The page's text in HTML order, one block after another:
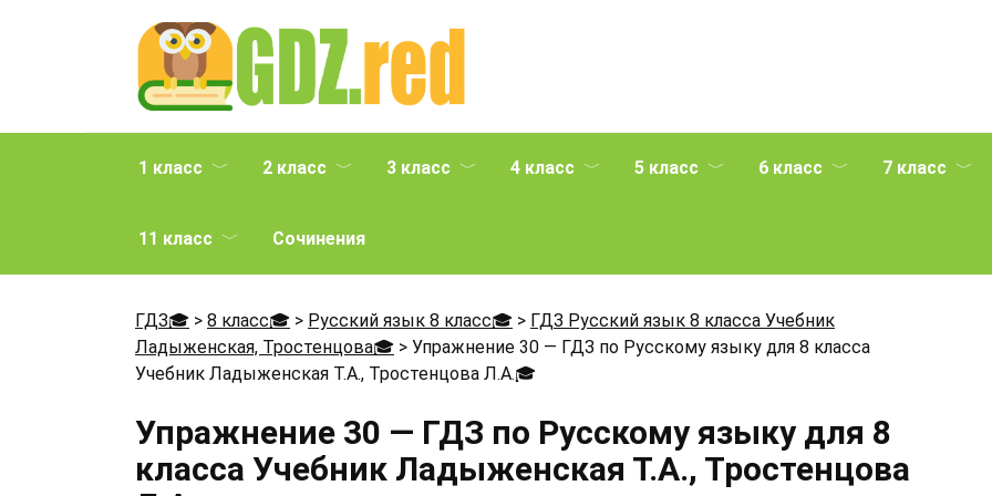
1 класс 2 класс 3 класс 4 класс 5 класс 6 класс 7 класс
11 класс Сочинения
ГДЗ🎓 > 8 класс🎓 > Русский язык 8 класс🎓 > ГДЗ Русский язык 8 класса Учебник
Ладыженская, Тростенцова🎓 > Упражнение 30 — ГДЗ по Русскому языку для 8 класса
Учебник Ладыженская Т.А., Тростенцова Л.А.🎓
Упражнение 30 — ГДЗ по Русскому языку для 8
класса Учебник Ладыженская Т.А., Тростенцова